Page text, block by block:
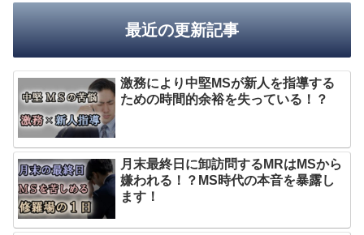
最近の更新記事
激務により中堅MSが新人を指導する
ための時間的余裕を失っている！？
月末最終日に卸訪問するMRはMSから
嫌われる！？MS時代の本音を暴露し
ます！